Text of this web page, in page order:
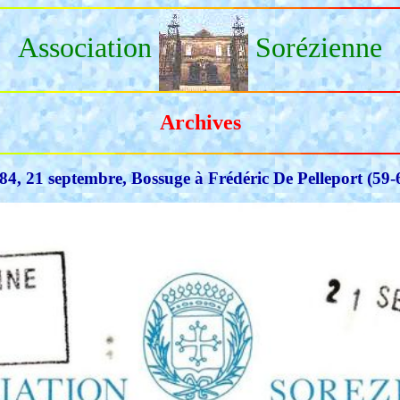
Association Sorézienne
Archives
21 septembre, Bossuge à Frédéric De Pelleport (59-